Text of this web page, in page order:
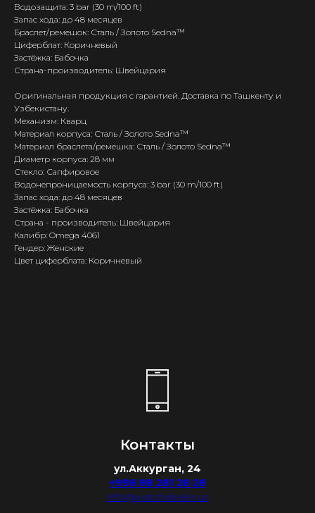
Водозащита: 3 bar (30 m/100 ft)
Запас хода: до 48 месяцев
Браслет/ремешок: Сталь / Золото Sedna™
Циферблат: Коричневый
Застёжка: Бабочка
Страна-производитель: Швейцария
Оригинальная продукция с гарантией. Доставка по Ташкенту и
Узбекистану.
Механизм: Кварц
Материал корпуса: Сталь / Золото Sedna™
Материал браслета/ремешка: Сталь / Золото Sedna™
Диаметр корпуса: 28 мм
Стекло: Сапфировое
Водонепроницаемость корпуса: 3 bar (30 m/100 ft)
Запас хода: до 48 месяцев
Застёжка: Бабочка
Страна - производитель: Швейцария
Калибр: Omega 4061
Гендер: Женские
Цвет циферблата: Коричневый
Контакты
ул.Аккурган, 24
+998 88 281 28 28
info@watchdealer.uz